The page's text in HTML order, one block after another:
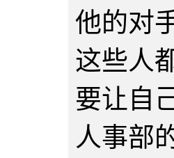
他的对
这些人
要让自
人事部